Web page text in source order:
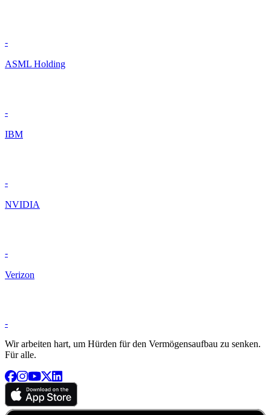
-
ASML Holding
-
IBM
-
NVIDIA
-
Verizon
-
Wir arbeiten hart, um Hürden für den Vermögensaufbau zu senken.
Für alle.